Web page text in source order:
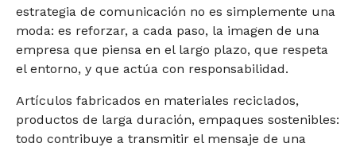
estrategia de comunicación no es simplemente una
moda: es reforzar, a cada paso, la imagen de una
empresa que piensa en el largo plazo, que respeta
el entorno, y que actúa con responsabilidad.
Artículos fabricados en materiales reciclados,
productos de larga duración, empaques sostenibles:
todo contribuye a transmitir el mensaje de una